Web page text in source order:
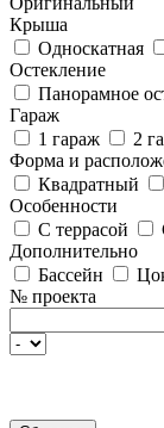
Крыша
Односкатная
Остекление
Панорамное
Гараж
1 гараж
2
Форма и
Квадратный
Особенности
С террасой
Дополнительно
Бассейн
№ проекта